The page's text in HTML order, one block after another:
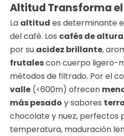
Altitud Transforma el
La altitud es determinante
del café. Los cafés de altura
por su acidez brillante,
frutalescon cuerpo ligero-
métodos de filtrado. Por el
valle (<600m) ofrecen
más pesado y sabores
chocolate y nuez, perfectos
temperatura, maduración